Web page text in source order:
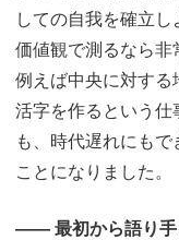
しての自我を確立
価値観で測るなら非
例えば中央に対する
活字を作るという仕
も、時代遅れにも
ことになりました。
―― 最初から語り手